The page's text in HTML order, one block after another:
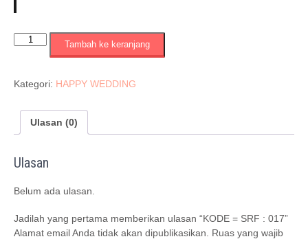
Kuantitas
SRF
Tambah ke keranjang
Kategori: HAPPY WEDDING
Ulasan (0)
Ulasan
Belum ada ulasan.
Jadilah yang pertama memberikan ulasan “KODE = SRF : 017”
Alamat email Anda tidak akan dipublikasikan.
Ruas yang wajib